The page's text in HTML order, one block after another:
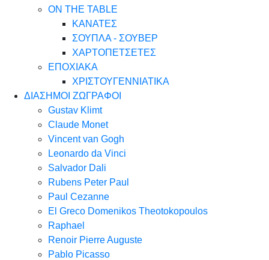
ON THE TABLE
ΚΑΝΑΤΕΣ
ΣΟΥΠΛΑ - ΣΟΥΒΕΡ
ΧΑΡΤΟΠΕΤΣΕΤΕΣ
ΕΠΟΧΙΑΚΑ
ΧΡΙΣΤΟΥΓΕΝΝΙΑΤΙΚΑ
ΔΙΑΣΗΜΟΙ ΖΩΓΡΑΦΟΙ
Gustav Klimt
Claude Monet
Vincent van Gogh
Leonardo da Vinci
Salvador Dali
Rubens Peter Paul
Paul Cezanne
El Greco Domenikos Theotokopoulos
Raphael
Renoir Pierre Auguste
Pablo Picasso